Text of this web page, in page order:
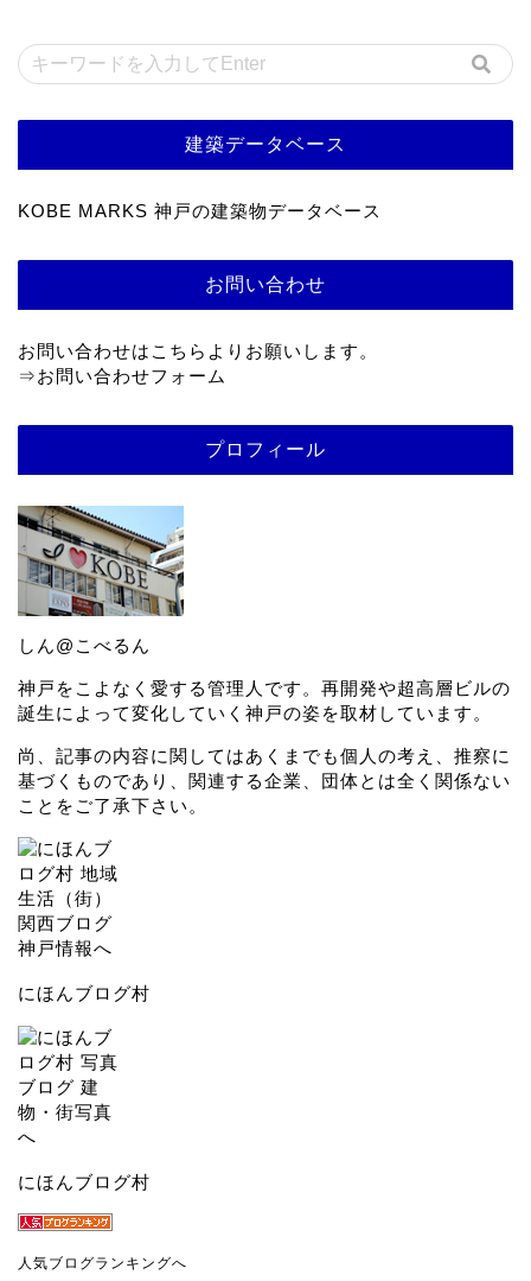
建築データベース
KOBE MARKS 神戸の建築物データベース
お問い合わせ
お問い合わせはこちらよりお願いします。
⇒お問い合わせフォーム
プロフィール
しん@こべるん
神戸をこよなく愛する管理人です。再開発や超高層ビルの
誕生によって変化していく神戸の姿を取材しています。
尚、記事の内容に関してはあくまでも個人の考え、推察に
基づくものであり、関連する企業、団体とは全く関係ない
ことをご了承下さい。
にほんブログ村
にほんブログ村
人気ブログランキングへ